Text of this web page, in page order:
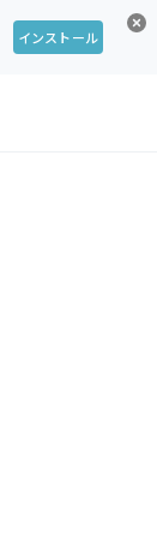
インストール